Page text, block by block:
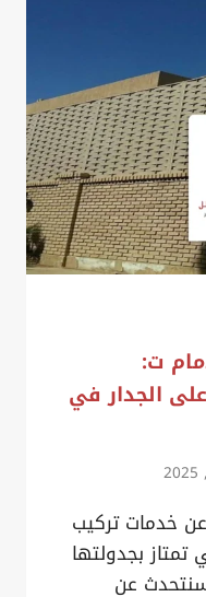
ت:
على الجدار في
خدمات تركيب
تمتاز بجدولتها
سنتحدث عن